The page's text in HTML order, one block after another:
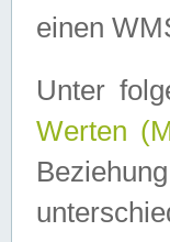
einen
Unter
Werten